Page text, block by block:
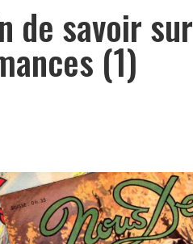
de savoir sur
(1)